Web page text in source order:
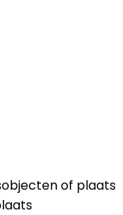
of plaats